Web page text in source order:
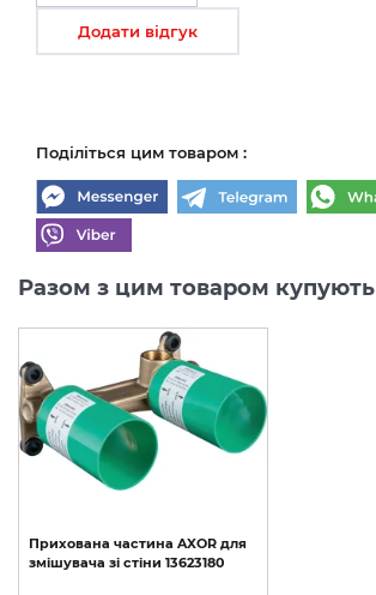
Додати відгук
Поділіться цим товаром :
Разом з цим товаром купують
Прихована частина AXOR для
змішувача зі стіни 13623180